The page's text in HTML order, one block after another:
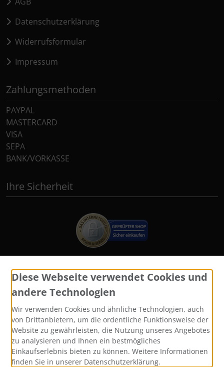
Datenschutzerklärung
Widerrufsformular
Impressum
Zahlungsmethoden
PAYPAL
MASTERCARD
VISA
SEPA
BANK/VORKASSE
Ihre Sicherheit
Widerrufsformular
Diese Webseite verwendet Cookies und
andere Technologien
Wir verwenden Cookies und ähnliche Technologien, auch
von Drittanbietern, um die ordentliche Funktionsweise der
Website zu gewährleisten, die Nutzung unseres Angebotes
zu analysieren und Ihnen ein bestmögliches
Einkaufserlebnis bieten zu können. Weitere Informationen
finden Sie in unserer Datenschutzerklärung.